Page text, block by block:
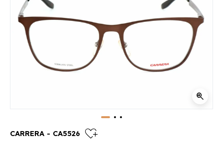
zoom_in
CARRERA - CA5526 heart_plus